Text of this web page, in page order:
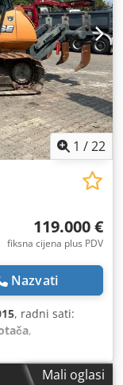
1 /22
119.000 €
fiksna cijena plus PDV
Nazvati
, radni sati:
,
Mali oglasi